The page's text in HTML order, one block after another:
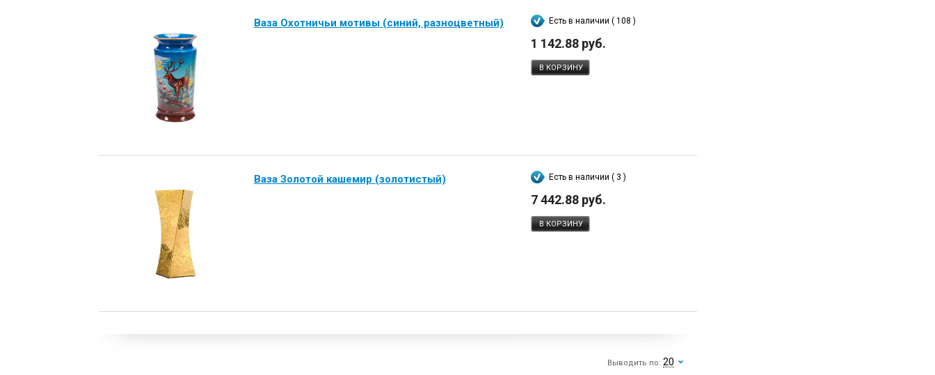
Ваза Охотничьи мотивы (синий, разноцветный) Есть в наличии ( 108 )
1 142.88 руб.
В КОРЗИНУ
Ваза Золотой кашемир (золотистый) Есть в наличии ( 3 )
7 442.88 руб.
В КОРЗИНУ
Выводить по: 20